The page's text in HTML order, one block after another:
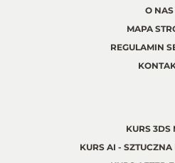
O NAS
MAPA
REGULAMIN
KURS 3DS
KURS AI -